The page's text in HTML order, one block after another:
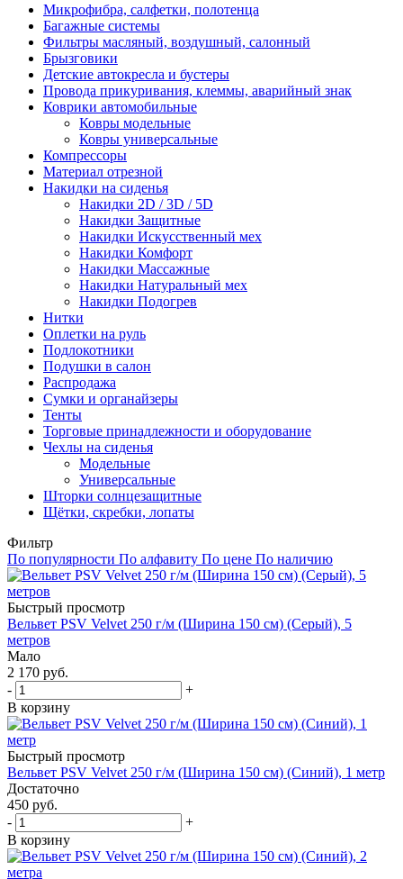
Микрофибра, салфетки, полотенца
Багажные системы
Фильтры масляный, воздушный, салонный
Брызговики
Детские автокресла и бустеры
Провода прикуривания, клеммы, аварийный знак
Коврики автомобильные
Ковры модельные
Ковры универсальные
Компрессоры
Материал отрезной
Накидки на сиденья
Накидки 2D / 3D / 5D
Накидки Защитные
Накидки Искусственный мех
Накидки Комфорт
Накидки Массажные
Накидки Натуральный мех
Накидки Подогрев
Нитки
Оплетки на руль
Подлокотники
Подушки в салон
Распродажа
Сумки и органайзеры
Тенты
Торговые принадлежности и оборудование
Чехлы на сиденья
Модельные
Универсальные
Шторки солнцезащитные
Щётки, скребки, лопаты
Фильтр
По популярности По алфавиту По цене По наличию
Быстрый просмотр
Вельвет PSV Velvet 250 г/м (Ширина 150 см) (Серый), 5
метров
Мало
2 170 руб.
-
+
В корзину
Быстрый просмотр
Вельвет PSV Velvet 250 г/м (Ширина 150 см) (Синий), 1 метр
Достаточно
450 руб.
-
+
В корзину